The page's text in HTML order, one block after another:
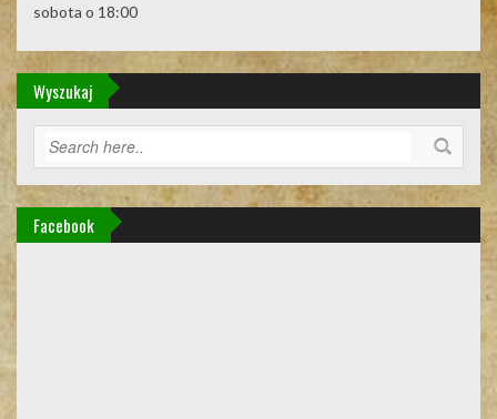
sobota o 18:00
Wyszukaj
Facebook